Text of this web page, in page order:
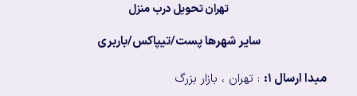
تهران تحویل درب منزل
سایر شهرها پست/تیپاکس/باربری
مبدا ارسال ۱: : تهران ، بازار بزرگ